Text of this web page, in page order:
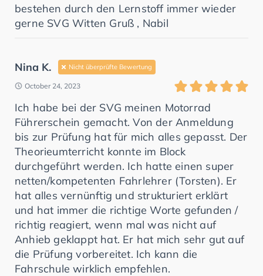
bestehen durch den Lernstoff immer wieder
gerne SVG Witten Gruß , Nabil
Nina K. Nicht überprüfte Bewertung
October 24, 2023
Ich habe bei der SVG meinen Motorrad
Führerschein gemacht. Von der Anmeldung
bis zur Prüfung hat für mich alles gepasst. Der
Theorieumterricht konnte im Block
durchgeführt werden. Ich hatte einen super
netten/kompetenten Fahrlehrer (Torsten). Er
hat alles vernünftig und strukturiert erklärt
und hat immer die richtige Worte gefunden /
richtig reagiert, wenn mal was nicht auf
Anhieb geklappt hat. Er hat mich sehr gut auf
die Prüfung vorbereitet. Ich kann die
Fahrschule wirklich empfehlen.